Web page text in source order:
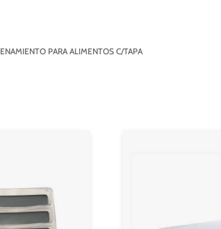
PARA ALIMENTOS C/TAPA